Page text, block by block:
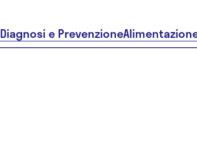
Diagnosi e Prevenzione